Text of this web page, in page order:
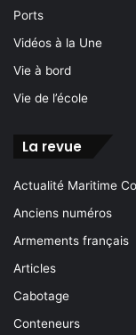
Ports
Vidéos à la Une
Vie à bord
Vie de l’école
La revue
Actualité Maritime
Anciens numéros
Armements français
Articles
Cabotage
Conteneurs